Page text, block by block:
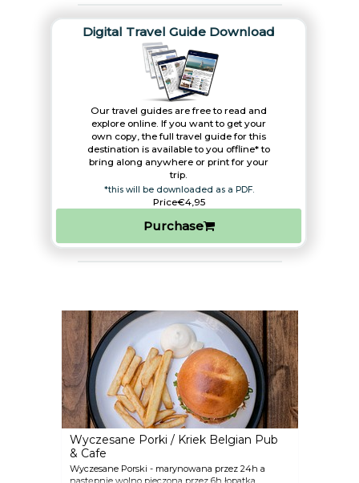
Digital Travel Guide Download
Our travel guides are free to read and
explore online. If you want to get your
own copy, the full travel guide for this
destination is available to you offline* to
bring along anywhere or print for your
trip.​
*this will be downloaded as a PDF.
Price€4,95
Purchase
Wyczesane Porki / Kriek Belgian Pub
& Cafe
Wyczesane Porski - marynowana przez 24h a
następnie wolno pieczona przez 6h łopatka